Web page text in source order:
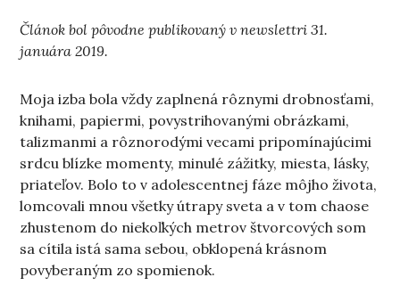
Článok bol pôvodne publikovaný v newslettri 31.
januára 2019.
Moja izba bola vždy zaplnená rôznymi drobnosťami,
knihami, papiermi, povystrihovanými obrázkami,
talizmanmi a rôznorodými vecami pripomínajúcimi
srdcu blízke momenty, minulé zážitky, miesta, lásky,
priateľov. Bolo to v adolescentnej fáze môjho života,
lomcovali mnou všetky útrapy sveta a v tom chaose
zhustenom do niekoľkých metrov štvorcových som
sa cítila istá sama sebou, obklopená krásnom
povyberaným zo spomienok.